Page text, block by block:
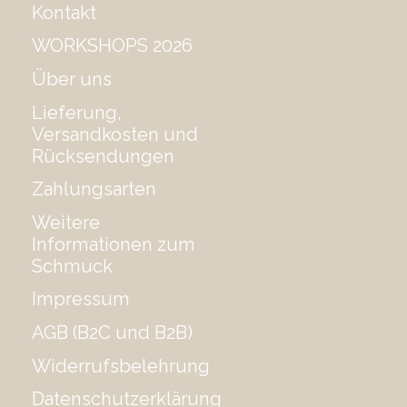
Kontakt
WORKSHOPS 2026
Über uns
Lieferung,
Versandkosten und
Rücksendungen
Zahlungsarten
Weitere
Informationen zum
Schmuck
Impressum
AGB (B2C und B2B)
Widerrufsbelehrung
Datenschutzerklärung